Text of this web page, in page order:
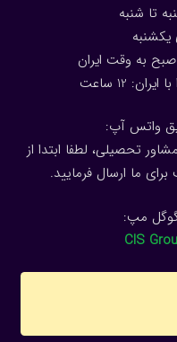
تا شنبه
یکشنبه
ایران: 1 2 ساعت
واتس آپ:
تحصیلی، لطفا ابتدا از
ما ارسال فرمایید.
مپ:
CIS